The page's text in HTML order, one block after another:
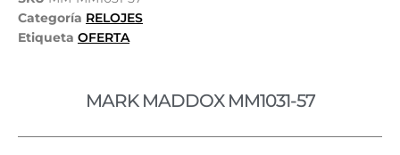
Categoría RELOJES
Etiqueta OFERTA
MARK MADDOX MM1031-57